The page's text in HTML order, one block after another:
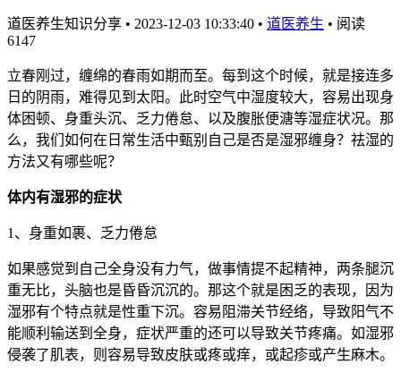
道医养生知识分享 • 2023-12-03 10:33:40 • 道医养生 • 阅读
6147
立春刚过，缠绵的春雨如期而至。每到这个时候，就是接连多
日的阴雨，难得见到太阳。此时空气中湿度较大，容易出现身
体困顿、身重头沉、乏力倦怠、以及腹胀便溏等湿症状况。那
么，我们如何在日常生活中甄别自己是否是湿邪缠身？祛湿的
方法又有哪些呢？
体内有湿邪的症状
1、身重如裹、乏力倦怠
如果感觉到自己全身没有力气，做事情提不起精神，两条腿沉
重无比，头脑也是昏昏沉沉的。那这个就是困乏的表现，因为
湿邪有个特点就是性重下沉。容易阻滞关节经络，导致阳气不
能顺利输送到全身，症状严重的还可以导致关节疼痛。如湿邪
侵袭了肌表，则容易导致皮肤或疼或痒，或起疹或产生麻木。